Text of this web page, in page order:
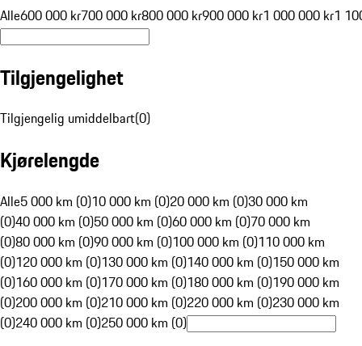
Alle600 000 kr700 000 kr800 000 kr900 000 kr1 000 000 kr1
Tilgjengelighet
Tilgjengelig umiddelbart(0)
Kjørelengde
Alle5 000 km (0)10 000 km (0)20 000 km (0)30 000 km
(0)40 000 km (0)50 000 km (0)60 000 km (0)70 000 km
(0)80 000 km (0)90 000 km (0)100 000 km (0)110 000 km
(0)120 000 km (0)130 000 km (0)140 000 km (0)150 000 km
(0)160 000 km (0)170 000 km (0)180 000 km (0)190 000 km
(0)200 000 km (0)210 000 km (0)220 000 km (0)230 000 km
(0)240 000 km (0)250 000 km (0)